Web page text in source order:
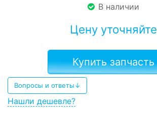
В наличии
Цену уточняйте
Купить запчасть
Вопросы и ответы↓
Нашли дешевле?